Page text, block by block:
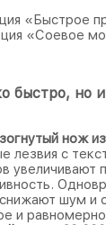
«Быстрое
«Соевое
быстро, но
нож
лезвия с
увеличивают
шум и
и